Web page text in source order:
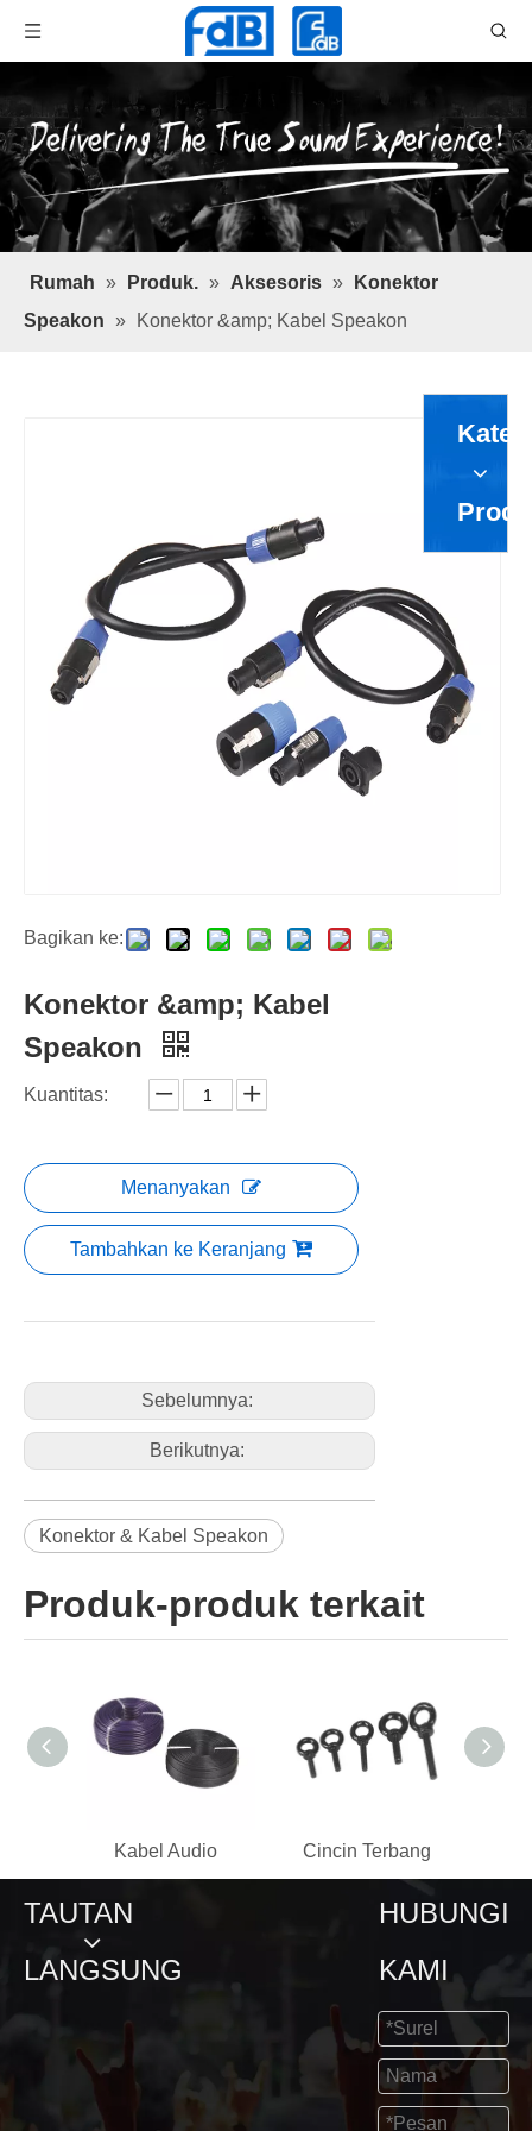
Rumah » Produk. » Aksesoris »
Konektor
Speakon » Konektor &amp; Kabel Speakon
Bagikan ke:
Konektor &amp; Kabel
Speakon
Kuantitas:
Menanyakan
Tambahkan ke Keranjang
Sebelumnya:
Berikutnya:
Konektor & Kabel Speakon
Produk-produk terkait
Kabel Audio Cincin Terbang
TAUTAN
LANGSUNG
HUBUNGI
KAMI